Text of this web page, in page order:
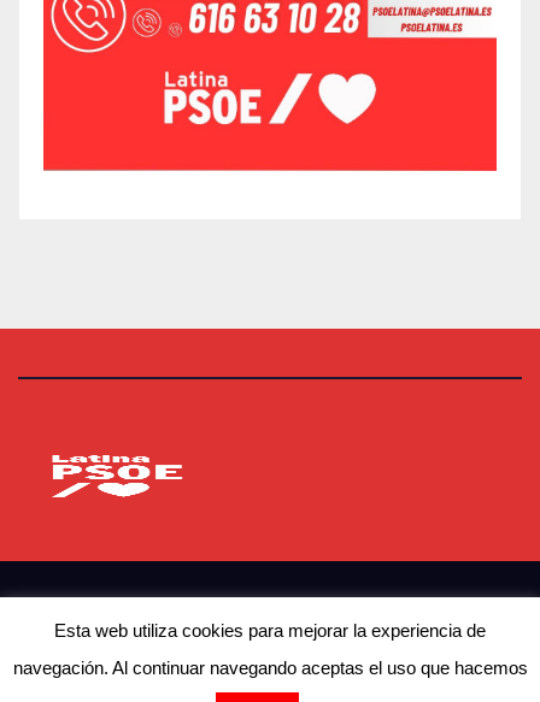
PSOE Latina
Esta web utiliza cookies para mejorar la experiencia de
navegación. Al continuar navegando aceptas el uso que hacemos